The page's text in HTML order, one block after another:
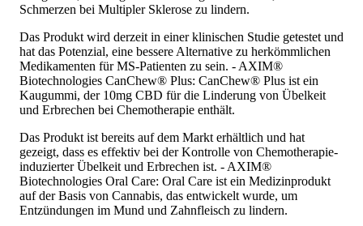
Schmerzen bei Multipler Sklerose zu lindern.
Das Produkt wird derzeit in einer klinischen Studie getestet und
hat das Potenzial, eine bessere Alternative zu herkömmlichen
Medikamenten für MS-Patienten zu sein. - AXIM®
Biotechnologies CanChew® Plus: CanChew® Plus ist ein
Kaugummi, der 10mg CBD für die Linderung von Übelkeit
und Erbrechen bei Chemotherapie enthält.
Das Produkt ist bereits auf dem Markt erhältlich und hat
gezeigt, dass es effektiv bei der Kontrolle von Chemotherapie-
induzierter Übelkeit und Erbrechen ist. - AXIM®
Biotechnologies Oral Care: Oral Care ist ein Medizinprodukt
auf der Basis von Cannabis, das entwickelt wurde, um
Entzündungen im Mund und Zahnfleisch zu lindern.